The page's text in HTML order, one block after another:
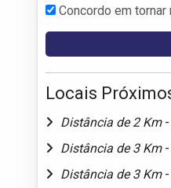
Concordo em
Locais
Distância de 2 Km -
Distância de 3 Km -
Distância de 3 Km -